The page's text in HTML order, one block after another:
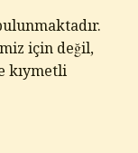
için değil,
kıymetli